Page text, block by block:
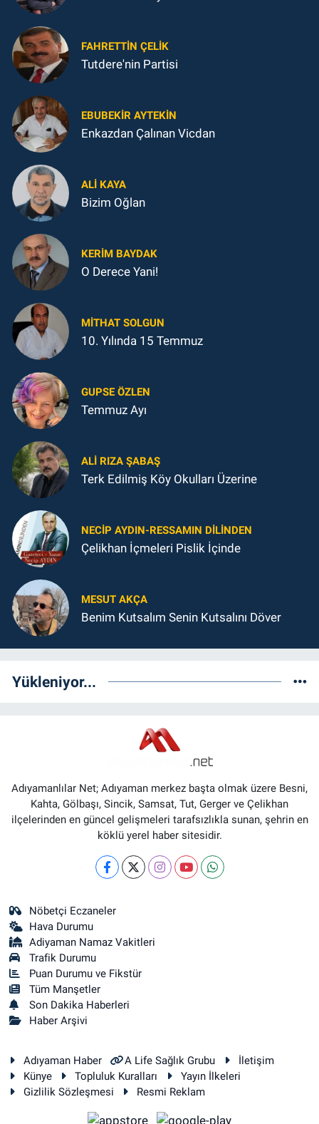
FAHRETTIN ÇELİK
Tutdere'nin Partisi
EBUBEKIR AYTEKIN
Enkazdan Çalınan Vicdan
ALI KAYA
Bizim Oğlan
KERIM BAYDAK
O Derece Yani!
MITHAT SOLGUN
10. Yılında 15 Temmuz
GUPSE ÖZLEN
Temmuz Ayı
ALI RIZA ŞABAŞ
Terk Edilmiş Köy Okulları Üzerine
NECIP AYDIN-RESSAMIN DILINDEN
Çelikhan İçmeleri Pislik İçinde
MESUT AKÇA
Benim Kutsalım Senin Kutsalını Döver
Yükleniyor...
Adıyamanlılar Net; Adıyaman merkez başta olmak üzere Besni,
Kahta, Gölbaşı, Sincik, Samsat, Tut, Gerger ve Çelikhan
ilçelerinden en güncel gelişmeleri tarafsızlıkla sunan, şehrin en
köklü yerel haber sitesidir.
Nöbetçi Eczaneler
Hava Durumu
Adiyaman Namaz Vakitleri
Trafik Durumu
Puan Durumu ve Fikstür
Tüm Manşetler
Son Dakika Haberleri
Haber Arşivi
Adıyaman Haber A Life Sağlık Grubu
İletişim
Künye
Topluluk Kuralları
Yayın İlkeleri
Gizlilik Sözleşmesi
Resmi Reklam